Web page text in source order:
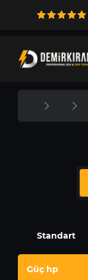
Standart
Güç hp